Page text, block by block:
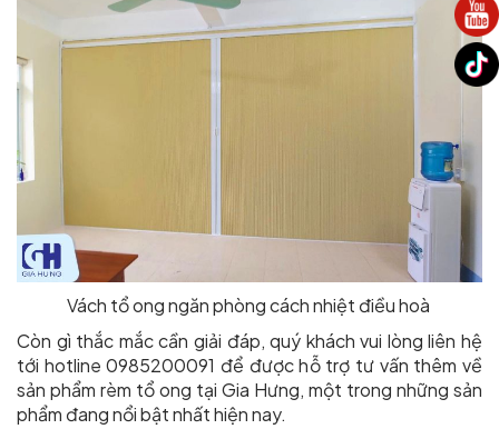
Vách tổ ong ngăn phòng cách nhiệt điều hoà
Còn gì thắc mắc cần giải đáp, quý khách vui lòng liên hệ
tới hotline 0985200091 để được hỗ trợ tư vấn thêm về
sản phẩm rèm tổ ong tại Gia Hưng, một trong những sản
phẩm đang nổi bật nhất hiện nay.